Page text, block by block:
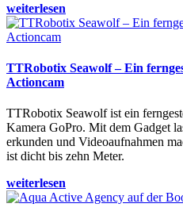
weiterlesen
TTRobotix Seawolf – Ein
Actioncam
TTRobotix Seawolf ist ein
Kamera GoPro. Mit dem Gadget
erkunden und Videoaufnahmen
ist dicht bis zehn Meter.
weiterlesen